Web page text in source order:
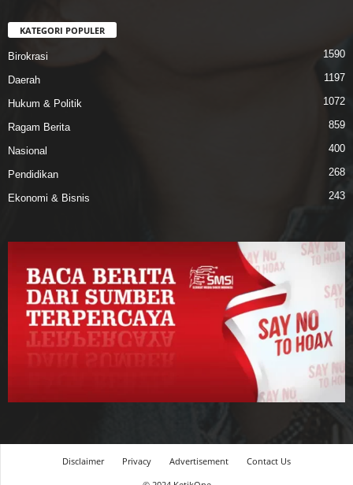
KATEGORI POPULER
Birokrasi 1590
Daerah 1197
Hukum & Politik 1072
Ragam Berita 859
Nasional 400
Pendidikan 268
Ekonomi & Bisnis 243
Disclaimer Privacy Advertisement
Contact Us